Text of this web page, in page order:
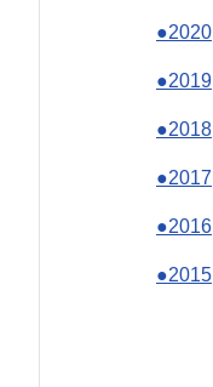
●2020
●2019
●2018
●2017
●2016
●2015